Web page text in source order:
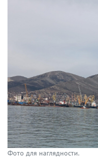
Фото для наглядности.